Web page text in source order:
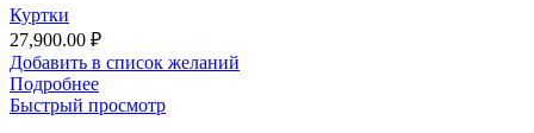
Куртки
27,900.00 ₽
Добавить в список желаний
Подробнее
Быстрый просмотр